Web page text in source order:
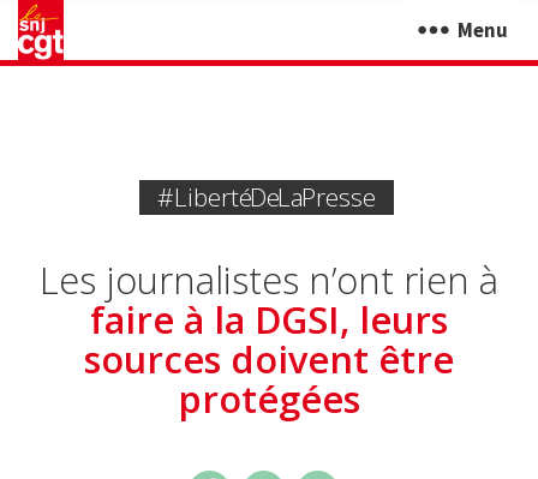
Menu
#liberté De La Presse
Les journalistes n’ont rien à
faire à la DGSI, leurs
sources doivent être
protégées